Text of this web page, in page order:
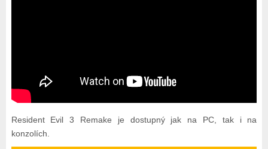
Resident Evil 3 Remake je dostupný jak na PC, tak i na
konzolích.